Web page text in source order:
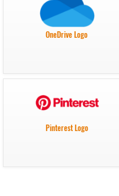
OneDrive Logo
Pinterest Logo